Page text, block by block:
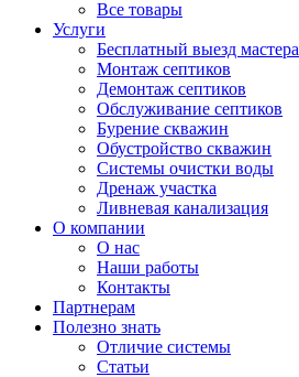
Все товары
Услуги
Бесплатный выезд мастера
Монтаж септиков
Демонтаж септиков
Обслуживание септиков
Бурение скважин
Обустройство скважин
Системы очистки воды
Дренаж участка
Ливневая канализация
О компании
О нас
Наши работы
Контакты
Партнерам
Полезно знать
Отличие системы
Статьи